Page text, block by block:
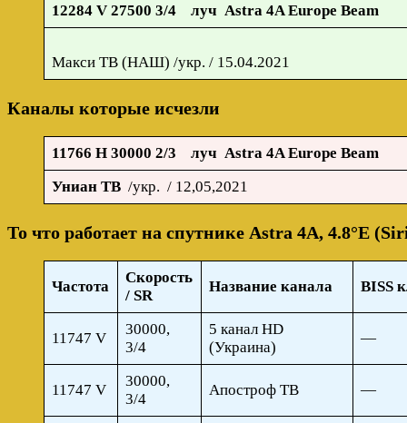
12284 V 27500 3/4 луч Astra 4A Europe Beam
Макси ТВ (НАШ) /укр. / 15.04.2021
Каналы которые исчезли
11766 H 30000 2/3 луч Astra 4A Europe Beam
Униан ТВ /укр. / 12,05,2021
То что работает на спутнике Astra 4A, 4.8°E
Частота
Скорость
/ SR
Название канала BISS
11747 V
30000,
3/4
5 канал HD
(Украина)
—
11747 V
30000,
3/4
Апостроф ТВ —